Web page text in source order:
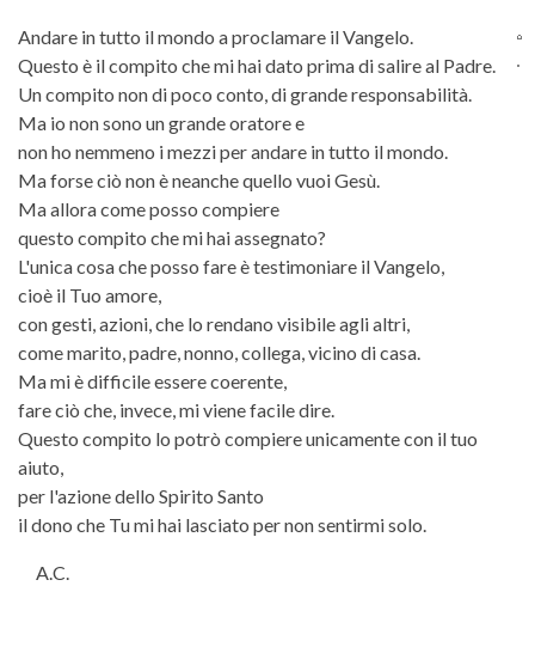
Andare in tutto il mondo a proclamare il Vangelo.
Questo è il compito che mi hai dato prima di salire al Padre.
Un compito non di poco conto, di grande responsabilità.
Ma io non sono un grande oratore e
non ho nemmeno i mezzi per andare in tutto il mondo.
Ma forse ciò non è neanche quello vuoi Gesù.
Ma allora come posso compiere
questo compito che mi hai assegnato?
L'unica cosa che posso fare è testimoniare il Vangelo,
cioè il Tuo amore,
con gesti, azioni, che lo rendano visibile agli altri,
come marito, padre, nonno, collega, vicino di casa.
Ma mi è difficile essere coerente,
fare ciò che, invece, mi viene facile dire.
Questo compito lo potrò compiere unicamente con il tuo
aiuto,
per l'azione dello Spirito Santo
il dono che Tu mi hai lasciato per non sentirmi solo.
A.C.